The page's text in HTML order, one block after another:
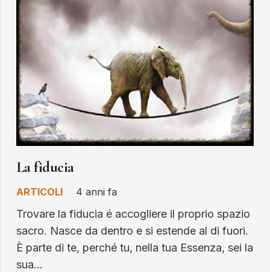
La fiducia
ARTICOLI 4 anni fa
Trovare la fiducia é accogliere il proprio spazio
sacro. Nasce da dentro e si estende al di fuori.
È parte di te, perché tu, nella tua Essenza, sei la
sua…